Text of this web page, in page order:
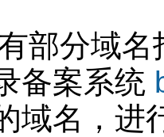
部分域
备案系统
域名，进